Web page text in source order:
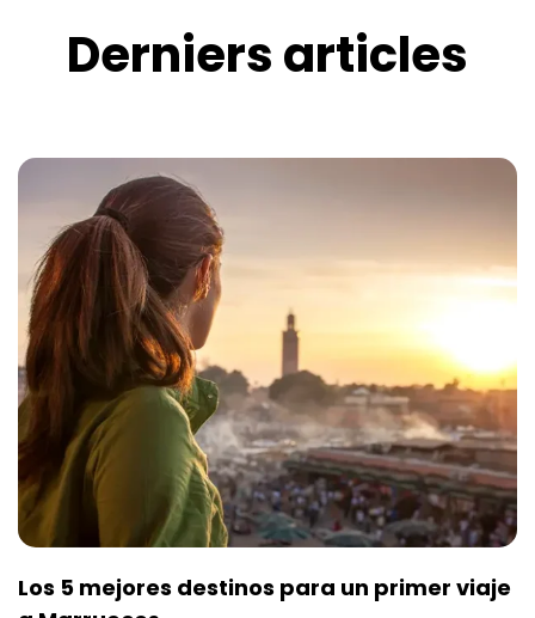
Derniers articles
Los 5 mejores destinos para un primer viaje